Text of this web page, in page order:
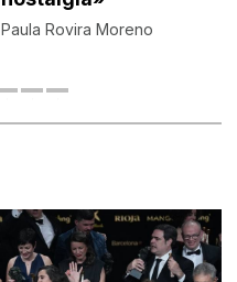
Paula Rovira Moreno